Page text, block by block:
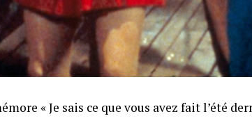
« Je sais ce que vous avez fait l’été